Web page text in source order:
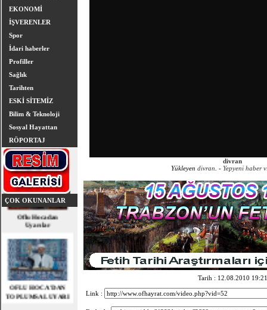
EKONOMİ
İŞVERENLER
Spor
İdari haberler
Profiller
Sağlık
Tarihten
ESKİ SİTEMİZ
Bilim & Teknoloji
Sosyal Hayattan
RÖPORTAJ
ÇOK OKUNANLAR
Oflu Hocadan
Uyarılar
OFLU HOCA'DAN
TOPLUMSAL UYARI
divran
Yükleyen divran . - Yepyeni haber
Tarih : 12.08.2010 19:21
Link :